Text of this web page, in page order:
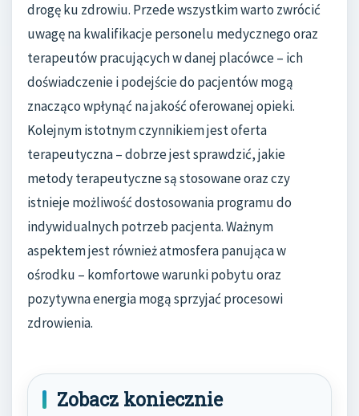
drogę ku zdrowiu. Przede wszystkim warto zwrócić
uwagę na kwalifikacje personelu medycznego oraz
terapeutów pracujących w danej placówce – ich
doświadczenie i podejście do pacjentów mogą
znacząco wpłynąć na jakość oferowanej opieki.
Kolejnym istotnym czynnikiem jest oferta
terapeutyczna – dobrze jest sprawdzić, jakie
metody terapeutyczne są stosowane oraz czy
istnieje możliwość dostosowania programu do
indywidualnych potrzeb pacjenta. Ważnym
aspektem jest również atmosfera panująca w
ośrodku – komfortowe warunki pobytu oraz
pozytywna energia mogą sprzyjać procesowi
zdrowienia.
Zobacz koniecznie